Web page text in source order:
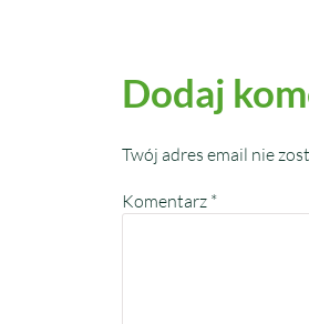
Dodaj
Twój adres email nie
Komentarz *